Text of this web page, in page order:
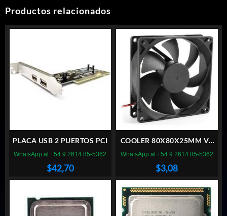
Productos relacionados
PLACA USB 2 PUERTOS PCI
$42,70
WhatsApp al +54 9 2614 85-5362
COOLER 80X80X25MM VT
BUJE 8CM 12V FICHA
$3,08
WhatsApp al +54 9 2614 85-5362